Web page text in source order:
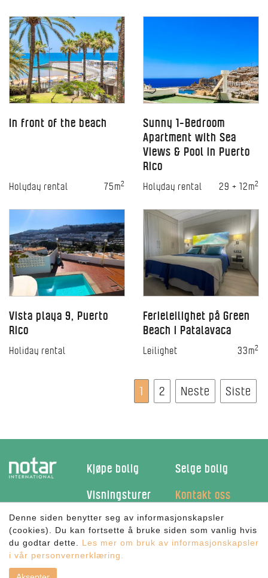
In front of the beach
Holyday rental 75m2
Sunny 1-Bedroom
Apartment with Sea
Views & Pool in Puerto
Rico
Holyday rental 29 + 12m2
Vista playa 9, Puerto
Rico
Holiday rental
Ferieleilighet på Green
Beach i Patalavaca
Leilighet 33m2
1 2 Neste Siste
Kjøpe bolig
Selge bolig
Visningsturer
Kontakt oss
Facebook
©Notar International AS
Denne siden benytter seg av informasjonskapsler
(cookies). Du kan fortsette å bruke siden som vanlig hvis
du godtar dette.
Les mer om bruk av informasjonskapsler
i vår personvernerklæring.